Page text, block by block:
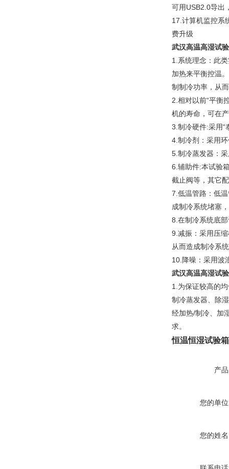
可用USB2.0导出
17.计算机监控系
费升级
武汉高温高湿试
1.系统理念：此
加热来平衡控温
制制冷功率，从
2.相对以前“平衡
机的寿命，可在
3.制冷硬件:采用“
4.制冷剂：采用
5.制冷蒸发器：
6.辅助件:本试验
截止阀等，其它
7.低温管路：低
成制冷系统堵塞
8.在制冷系统底
9.减振：采用压
从而造成制冷系
10.降噪：采用波
武汉高温高湿试
1.为保证较高的
制冷蒸发器、除
经加热/制冷、加
求。
恒温恒湿试验
产
您的单
您的姓